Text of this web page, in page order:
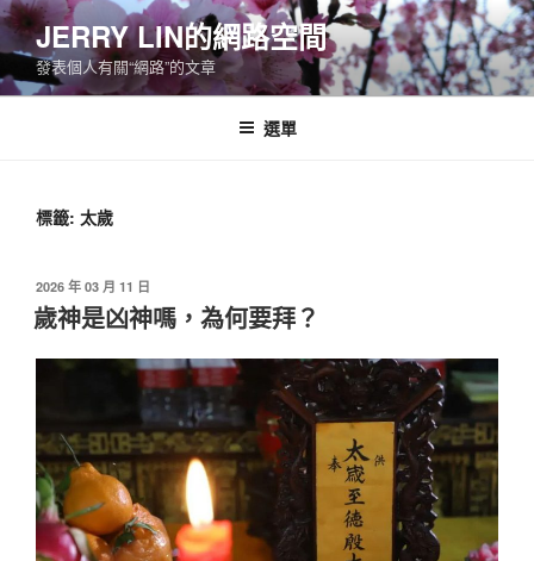
跳
至
主
要
JERRY LIN的網路空間
發表個人有關“網路”的文章
選單
標籤: 太歲
發
佈
於
2026 年 03 月 11 日
歲神是凶神嗎，為何要拜？